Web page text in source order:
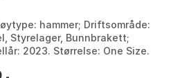
hammer; Driftsområde:
Styrelager, Bunnbrakett;
2023. Størrelse: One Size.